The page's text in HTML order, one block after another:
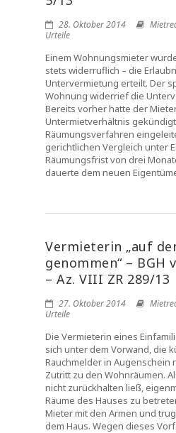
28. Oktober 2014
Urteile
Einem Wohnungsmieter
stets widerruflich – die
Untervermietung erteilt. Der
Wohnung widerrief die
Bereits vorher hatte der
Untermietverhältnis
Räumungsverfahren
gerichtlichen Vergleich unter
Räumungsfrist von drei
dauerte dem neuen
Vermieterin „auf
genommen“ – BGH
– Az. VIII ZR 289/13
27. Oktober 2014
Urteile
Die Vermieterin eines
sich unter dem Vorwand, die
Rauchmelder in Augenschein
Zutritt zu den Wohnräumen.
nicht zurückhalten ließ,
Räume des Hauses zu
Mieter mit den Armen und
dem Haus. Wegen dieses